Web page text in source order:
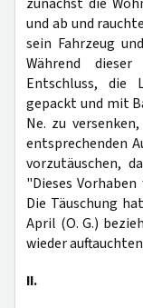
und ab und
sein Fahrzeug
Während
Entschluss, die
gepackt und mit
Ne. zu
entsprechenden
vorzutäuschen,
"Dieses
Die Täuschung
April (O. G.)
wieder
II.